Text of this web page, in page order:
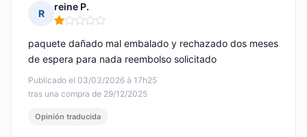
R
reine P.
Nota: 1 de 5
Publicado el 03/03/2026 à 17h25
tras una compra de 29/12/2025
paquete dañado mal embalado y rechazado dos meses
de espera para nada reembolso solicitado
Opinión traducida